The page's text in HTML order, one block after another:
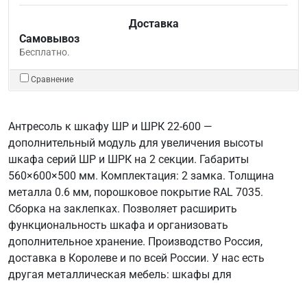
Доставка
Самовывоз
Бесплатно.
Сравнение
Антресоль к шкафу ШР и ШРК 22-600 —
дополнительный модуль для увеличения высоты
шкафа серий ШР и ШРК на 2 секции. Габариты
560×600×500 мм. Комплектация: 2 замка. Толщина
металла 0.6 мм, порошковое покрытие RAL 7035.
Сборка на заклепках. Позволяет расширить
функциональность шкафа и организовать
дополнительное хранение. Производство Россия,
доставка в Королеве и по всей России. У нас есть
другая металлическая мебель: шкафы для